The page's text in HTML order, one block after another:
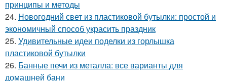
принципы и методы
24. Новогодний свет из пластиковой бутылки: простой и
экономичный способ украсить праздник
25. Удивительные идеи поделки из горлышка
пластиковой бутылки
26. Банные печи из металла: все варианты для
домашней бани